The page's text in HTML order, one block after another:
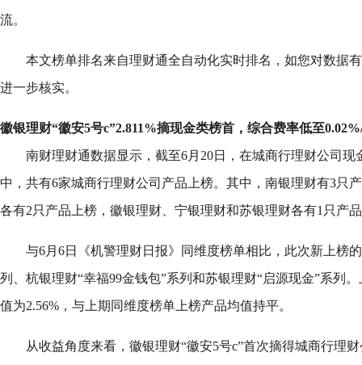
流。
本文榜单排名来自理财通全自动化实时排名，如您对数据
进一步核实。
徽银理财“徽安5号c”2.811%摘现金类榜首，综合费率低至
南财理财通数据显示，截至6月20日，在城商行理财公司
中，共有6家城商行理财公司产品上榜。其中，南银理财有3只
各有2只产品上榜，徽银理财、宁银理财和苏银理财各有1只产
与6月6日《机警理财日报》同维度榜单相比，此次新上榜
列、杭银理财“幸福99金钱包”系列和苏银理财“启源现金”系列
值为2.56%，与上期同维度榜单上榜产品均值持平。
从收益角度来看，徽银理财“徽安5号c”首次摘得城商行理